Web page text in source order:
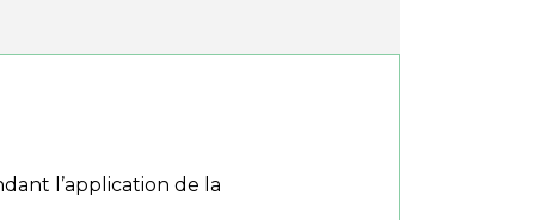
l’application de la